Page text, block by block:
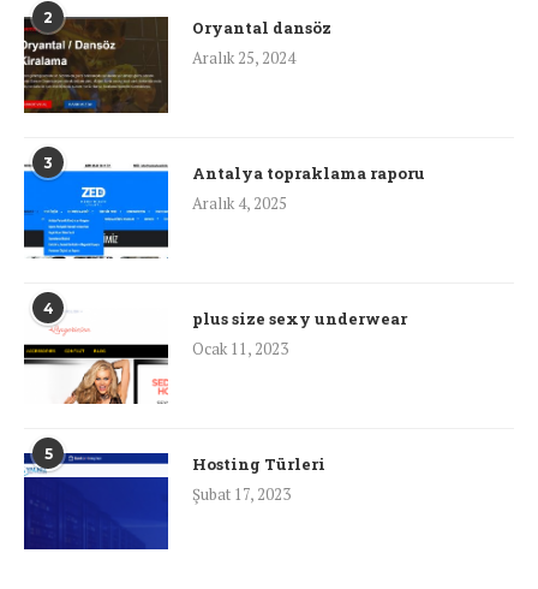
2
Oryantal dansöz
Aralık 25, 2024
3
Antalya topraklama raporu
Aralık 4, 2025
4
plus size sexy underwear
Ocak 11, 2023
5
Hosting Türleri
Şubat 17, 2023